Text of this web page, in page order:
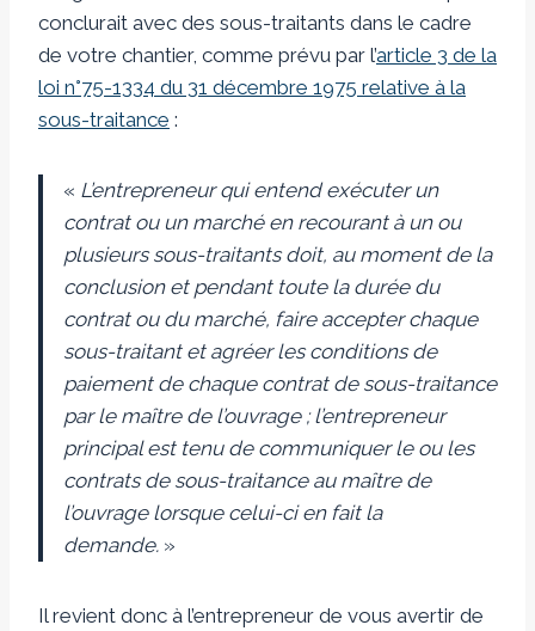
conclurait avec des sous-traitants dans le cadre
de votre chantier, comme prévu par l’article 3 de la
loi n°75-1334 du 31 décembre 1975 relative à la
sous-traitance :
« L’entrepreneur qui entend exécuter un
contrat ou un marché en recourant à un ou
plusieurs sous-traitants doit, au moment de la
conclusion et pendant toute la durée du
contrat ou du marché, faire accepter chaque
sous-traitant et agréer les conditions de
paiement de chaque contrat de sous-traitance
par le maître de l’ouvrage ; l’entrepreneur
principal est tenu de communiquer le ou les
contrats de sous-traitance au maître de
l’ouvrage lorsque celui-ci en fait la
demande. »
Il revient donc à l’entrepreneur de vous avertir de